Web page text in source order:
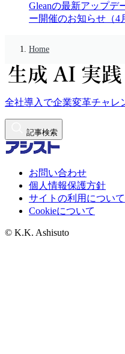
Gleanの最新アップデ
ー開催のお知らせ（4
Home
全社導入で企業変革チャレ
記事検索
お問い合わせ
個人情報保護方針
サイトの利用について
Cookieについて
© K.K. Ashisuto